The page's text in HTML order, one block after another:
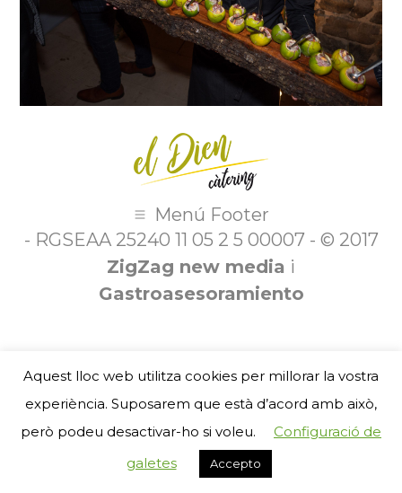
Menú Footer
- RGSEAA 25240 11 05 2 5 00007 - © 2017
ZigZag new media i
Gastroasesoramiento
Aquest lloc web utilitza cookies per millorar la vostra
experiència. Suposarem que està d’acord amb això,
però podeu desactivar-ho si voleu.
Configuració de
galetes
Accepto